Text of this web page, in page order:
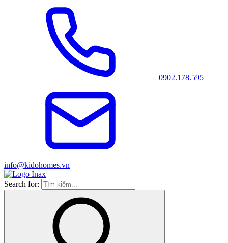
0902.178.595
info@kidohomes.vn
Search for: